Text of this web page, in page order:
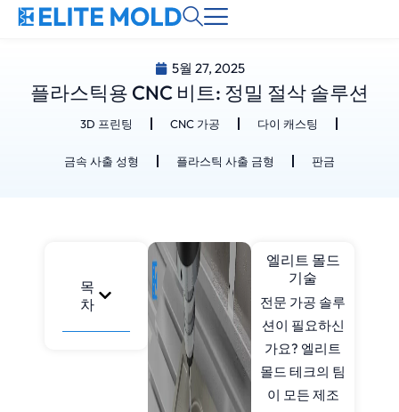
5월 27, 2025
플라스틱용 CNC 비트: 정밀 절삭 솔루션
3D 프린팅 CNC 가공 다이 캐스팅
금속 사출 성형 플라스틱 사출 금형 판금
목
차
엘리트 몰드
기술
전문 가공 솔루
션이 필요하신
가요? 엘리트
몰드 테크의 팀
이 모든 제조